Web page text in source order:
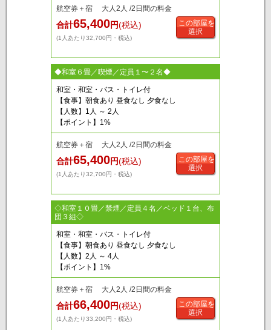
航空券＋宿 大人2人 /2日間の料金
合計65,400円(税込)
(1人あたり32,700円・税込)
この部屋を
選択
◆和室６畳／喫煙／定員１〜２名◆
和室・和室・バス・トイレ付
【食事】朝食あり 昼食なし 夕食なし
【人数】1人 ～ 2人
【ポイント】1%
航空券＋宿 大人2人 /2日間の料金
合計65,400円(税込)
(1人あたり32,700円・税込)
この部屋を
選択
◇和室１０畳／禁煙／定員４名／ベッド１台、布
団３組◇
和室・和室・バス・トイレ付
【食事】朝食あり 昼食なし 夕食なし
【人数】2人 ～ 4人
【ポイント】1%
航空券＋宿 大人2人 /2日間の料金
合計66,400円(税込)
(1人あたり33,200円・税込)
この部屋を
選択